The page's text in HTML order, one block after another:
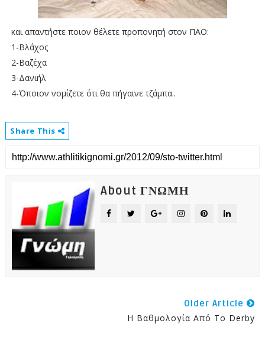
και απαντήστε ποιον θέλετε προπονητή στον ΠΑΟ:
1-Βλάχος
2-Βαζέχα
3-Δανιήλ
4-Όποιον νομίζετε ότι θα πήγαινε τζάμπα..
Share This
About ΓΝΩΜΗ
Older Article
Η Βαθμολογία Από Το Derby